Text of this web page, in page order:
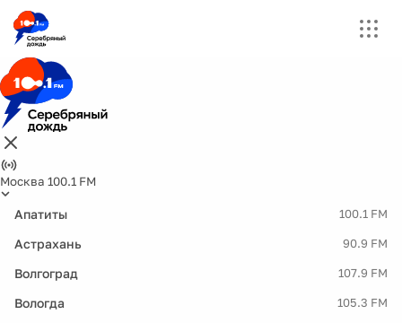
Москва 100.1 FM
Апатиты 100.1 FM
Астрахань 90.9 FM
Волгоград 107.9 FM
Вологда 105.3 FM